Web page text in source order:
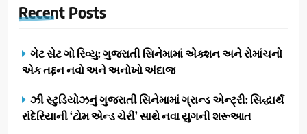
Recent Posts
ગેટ સેટ ગો રિવ્યુ: ગુજરાતી સિનેમામાં એક્શન અને રોમાંચનો
એક તદ્દન નવો અને અનોખો અંદાજ
ઝી સ્ટુડિયોઝનું ગુજરાતી સિનેમામાં ગ્રાન્ડ એન્ટ્રી: સિદ્ધાર્થ
રાંદેરિયાની ‘ટોમ એન્ડ ચેરી’ સાથે નવા યુગની શરૂઆત